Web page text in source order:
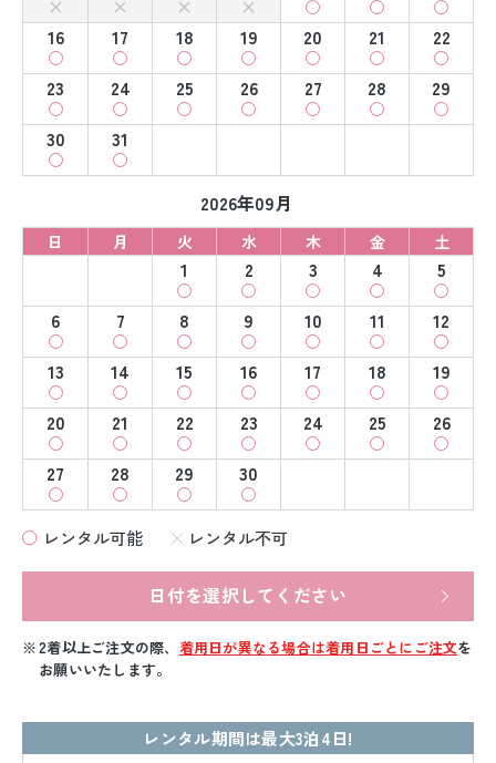
16
17 18 19 20 21
22
23
24 25 26 27 28
29
30
31
2026年09月
日 月 火 水 木 金 土
1 2 3 4
5
6
7 8 9 10 11
12
13
14 15 16 17 18
19
20
21 22 23 24 25
26
27
28 29 30
レンタル可能 レンタル不可
日付を選択してください
2着以上ご注文の際、 着用日が異なる場合は着用日ごとにご注文を
お願いいたします。
レンタル期間は最大3泊4日!